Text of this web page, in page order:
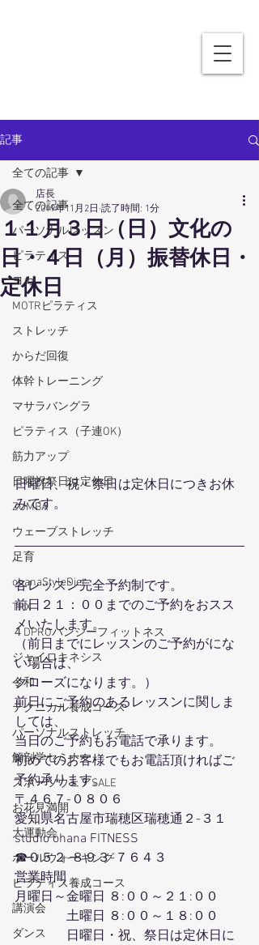
記事
全ての記事
パーソナルレッスン
ピラティス
ヨガ
MOTRピラティス
ストレッチ
からだ回復
体幹トレーニング
マサラバングラ
ピラティス（子連OK）
筋力アップ
日曜祝祭日は定休日
ZUMBA
ウェーブストレッチ
足育
ohanaStyleDiet
TRX
４DPROバンジーフィットネス
ジャイロキネシス
令和
テクニカル養成コース
パーソナルストレッチ
解剖学セミナー
スポーツウェアSALE
お花見満開
大運動会
ポールウォーキング
ピラティス養成コース
講演会
ダンス
全ての記事
１１月３日（日）文化の
日・４日（月）振替休日・
定休日
店長
2019年11月2日 読了時間: 1分
日曜日、祝・祭日は定休日につきお休
みです。
各レッスン完全予約制です。
前日２１：００までのご予約をおスス
メいたします。
（前日までにレッスンのご予約がにな
い場合は、
クローズになります。）
前日にご予約のあるレッスンに関しま
しては、
当日のご予約もお電話で承ります。
初めてのお客様でもお電話頂ければご
予約承ります。
〒４６７-０８０６
愛知県名古屋市瑞穂区瑞穂通２-３１
studio ohana FITNESS
☎０５２-８９３-７６４３
営業時間
月曜日～金曜日 ８:００～２１:００
土曜日 ８:００～１８:００
日曜日・祝、祭日は定休日に